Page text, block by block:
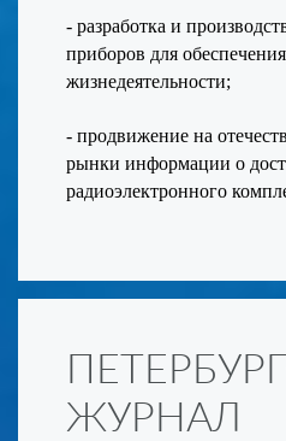
- разработка и
приборов для
жизнедеятельности;
- продвижение на
рынки информации о
радиоэлектронного
ЖУРНАЛ